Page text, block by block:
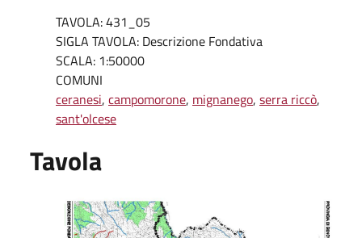
TAVOLA: 431_05
SIGLA TAVOLA: Descrizione Fondativa
SCALA: 1:50000
COMUNI
ceranesi, campomorone, mignanego, serra riccò,
sant'olcese
Tavola